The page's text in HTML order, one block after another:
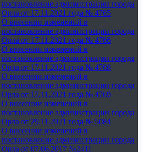
постановление администрации города
Орла от 17.11.2021 года № 4765
О внесении изменений в
постановление администрации города
Орла от 17.11.2021 года № 4766
О внесении изменений в
постановление администрации города
Орла от 17.11.2021 года № 4768
О внесении изменений в
постановление администрации города
Орла от 17.11.2021 года № 4769
О внесении изменений в
постановление администрации города
Орла от 29.11.2021 года № 5084
О внесении изменений в
постановление администрации города
Орла от 07.06.2017 №2411